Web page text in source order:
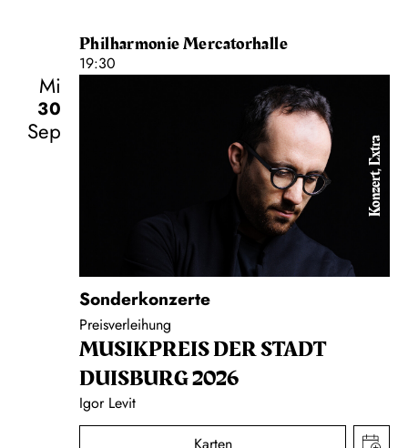
Philharmonie Mercatorhalle
19:30
Mi
30
Sep
Konzert, Extra
Sonderkonzerte
Preisverleihung
MUSIK­PREIS DER STADT
DUISBURG 2026
Igor Levit
Karten